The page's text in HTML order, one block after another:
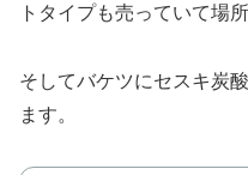
トタイプも売っていて場
そしてバケツにセスキ炭
ます。